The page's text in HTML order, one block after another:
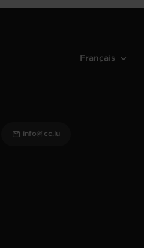
info@cc.lu